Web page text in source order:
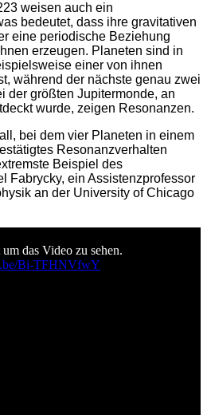
weisen auch ein
bedeutet, dass ihre gravitativen
eine periodische Beziehung
erzeugen. Planeten sind in
einer von ihnen
während der nächste genau zwei
der größten Jupitermonde, an
wurde, zeigen Resonanzen.
bei dem vier Planeten in einem
Resonanzverhalten
Beispiel des
Fabrycky, ein Assistenzprofessor
an der University of Chicago
das Video zu sehen.
Bi-TFHNVfwY